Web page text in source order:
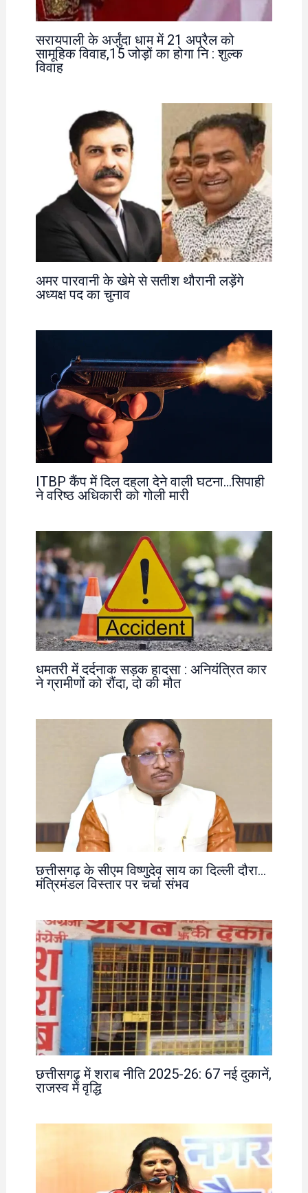
सरायपाली के अर्जुंदा धाम में 21 अप्रैल को
सामूहिक विवाह,15 जोड़ों का होगा नि : शुल्क
विवाह
अमर पारवानी के खेमे से सतीश थौरानी लड़ेंगे
अध्यक्ष पद का चुनाव
ITBP कैंप में दिल दहला देने वाली घटना…सिपाही
ने वरिष्ठ अधिकारी को गोली मारी
धमतरी में दर्दनाक सड़क हादसा : अनियंत्रित कार
ने ग्रामीणों को रौंदा, दो की मौत
छत्तीसगढ़ के सीएम विष्णुदेव साय का दिल्ली दौरा…
मंत्रिमंडल विस्तार पर चर्चा संभव
छत्तीसगढ़ में शराब नीति 2025-26: 67 नई दुकानें,
राजस्व में वृद्धि